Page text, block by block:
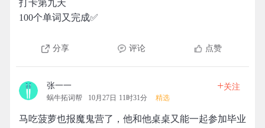
打卡第九天
100个单词又完成✅
分享 评论 点赞
张一一
蜗牛拓词帮 10月27日 11时31分 精选
+关注
马吃菠萝也报魔鬼营了，他和他桌桌又能一起参加毕业